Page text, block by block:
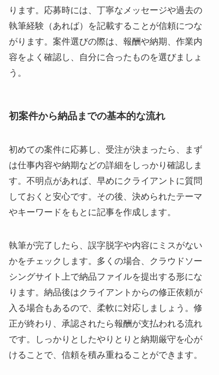
ります。応募時には、丁寧なメッセージや過去の
執筆経験（あれば）を記載することが信頼につな
がります。案件選びの際は、報酬や納期、作業内
容をよく確認し、自分に合ったものを選びましょ
う。
初案件から納品までの基本的な流れ
初めての案件に応募し、受注が決まったら、まず
は仕事内容や納期などの詳細をしっかり確認しま
す。不明点があれば、早めにクライアントに質問
しておくと安心です。その後、決められたテーマ
やキーワードをもとに記事を作成します。
執筆が完了したら、誤字脱字や内容にミスがない
かをチェックします。多くの場合、クラウドソー
シングサイト上で納品ファイルを提出する形にな
ります。納品後はクライアントからの修正依頼が
入る場合もあるので、柔軟に対応しましょう。修
正が終わり、承認されたら報酬が支払われる流れ
です。しっかりとしたやりとりと納期厳守を心が
けることで、信頼を積み重ねることができます。